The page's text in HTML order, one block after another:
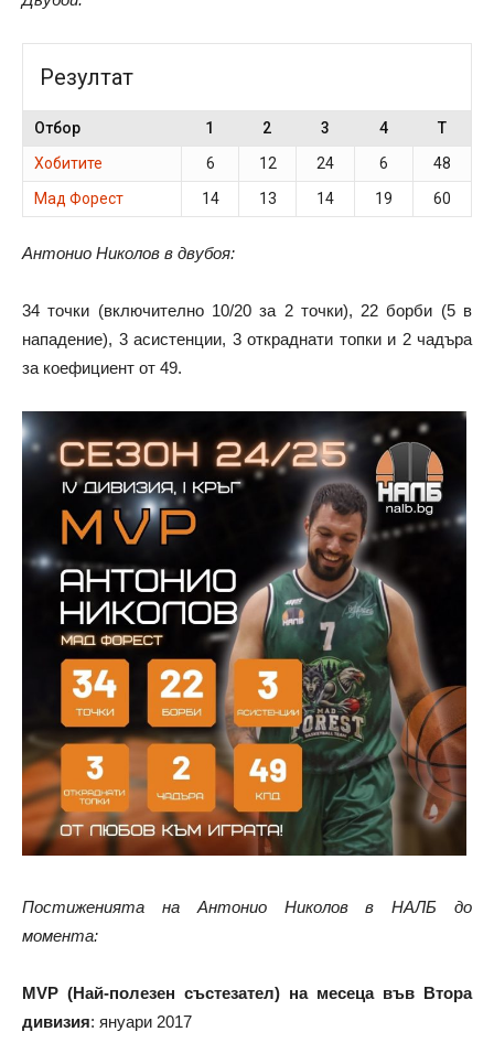
Резултат
Отбор 1 2 3 4
T
Хобитите
6 12 24 6
48
Мад Форест
14 13 14 19 60
Антонио Николов в двубоя:
34 точки (включително 10/20 за 2 точки), 22 борби (5 в
нападение), 3 асистенции, 3 откраднати топки и 2 чадъра
за коефициент от 49.
Постиженията на Антонио Николов в НАЛБ до
момента:
MVP (Най-полезен състезател) на месеца във Втора
дивизия: януари 2017